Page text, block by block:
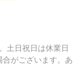
土日祝日は休業日
がございます。あ